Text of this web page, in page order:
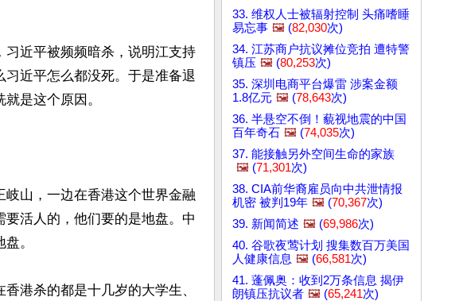
近平被频频暗杀，说明江支持
近平怎么都没死。于是准备退
是这个原因。
山，一边在香港这个世界金融
活人的，他们要的是地盘。中
。
港杀的都是十几岁的大学生、
33. 维权人士被辐射控制 头痛嗜睡
易忘事 🖼️ (82,030次)
34. 江苏商户抗议摊位竞拍 遭特警
镇压 🖼️ (80,253次)
35. 深圳电商平台爆雷 涉案金额
1.8亿元 🖼️ (78,643次)
36. 半悬空不倒！藐视地震的中国
百年奇石 🖼️ (74,035次)
37. 能接触另外空间生命的家族
🖼️ (71,301次)
38. CIA前华裔雇员向中共泄情报
机密 被判19年 🖼️ (70,367次)
39. 新闻简述 🖼️ (69,986次)
40. 谷歌夜莺计划 搜集数百万美国
人健康信息 🖼️ (66,581次)
41. 蓬佩奥：收到2万条信息 揭伊
朗镇压抗议者 🖼️ (65,241次)